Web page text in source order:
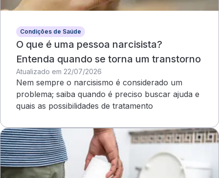
Condições de Saúde
O que é uma pessoa narcisista?
Entenda quando se torna um transtorno
Atualizado em 22/07/2026
Nem sempre o narcisismo é considerado um
problema; saiba quando é preciso buscar ajuda e
quais as possibilidades de tratamento